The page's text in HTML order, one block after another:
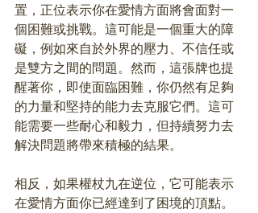
置，正位表示你在愛情方面將會面對一
個困難或挑戰。這可能是一個重大的障
礙，例如來自於外界的壓力、不信任或
是雙方之間的問題。然而，這張牌也提
醒著你，即使面臨困難，你仍然有足夠
的力量和堅持的能力去克服它們。這可
能需要一些耐心和毅力，但持續努力去
解決問題將帶來積極的結果。
相反，如果權杖九在逆位，它可能表示
在愛情方面你已經達到了困境的頂點。